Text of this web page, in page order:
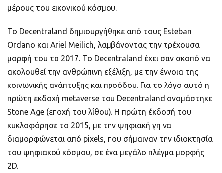
μέρους του εικονικού κόσμου.
Το Decentraland δημιουργήθηκε από τους Esteban
Ordano και Ariel Meilich, λαμβάνοντας την τρέχουσα
μορφή του το 2017. Το Decentraland έχει σαν σκοπό να
ακολουθεί την ανθρώπινη εξέλιξη, με την έννοια της
κοινωνικής ανάπτυξης και προόδου. Για το λόγο αυτό η
πρώτη εκδοχή metaverse του Decentraland ονομάστηκε
Stone Age (εποχή του λίθου). Η πρώτη έκδοσή του
κυκλοφόρησε το 2015, με την ψηφιακή γη να
διαμορφώνεται από pixels, που σήμαιναν την ιδιοκτησία
του ψηφιακού κόσμου, σε ένα μεγάλο πλέγμα μορφής
2D.